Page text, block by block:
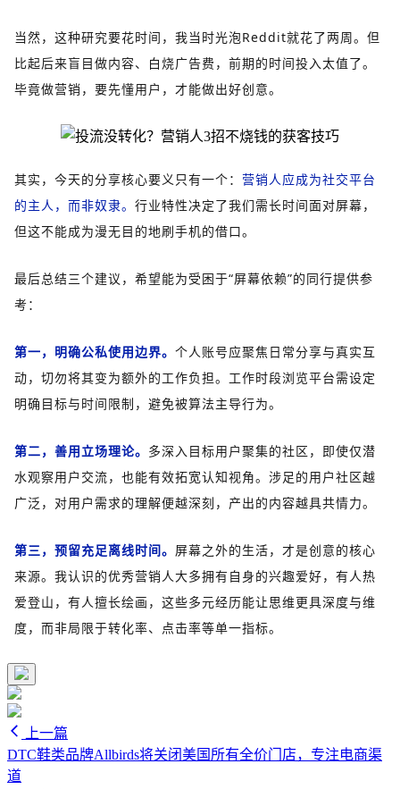
当然，这种研究要花时间，我当时光泡Reddit就花了两周。但
比起后来盲目做内容、白烧广告费，前期的时间投入太值了。
毕竟做营销，要先懂用户，才能做出好创意。
其实，今天的分享核心要义只有一个： 营销人应成为社交平台
的主人，而非奴隶。 行业特性决定了我们需长时间面对屏幕，
但这不能成为漫无目的地刷手机的借口。
最后总结三个建议，希望能为受困于“屏幕依赖”的同行提供参
考：
第一，明确公私使用边界。 个人账号应聚焦日常分享与真实互
动，切勿将其变为额外的工作负担。工作时段浏览平台需设定
明确目标与时间限制，避免被算法主导行为。
第二，善用立场理论。 多深入目标用户聚集的社区，即使仅潜
水观察用户交流，也能有效拓宽认知视角。涉足的用户社区越
广泛，对用户需求的理解便越深刻，产出的内容越具共情力。
第三，预留充足离线时间。 屏幕之外的生活，才是创意的核心
来源。我认识的优秀营销人大多拥有自身的兴趣爱好，有人热
爱登山，有人擅长绘画，这些多元经历能让思维更具深度与维
度，而非局限于转化率、点击率等单一指标。
上一篇
DTC鞋类品牌Allbirds将关闭美国所有全价门店，专注电商渠
道